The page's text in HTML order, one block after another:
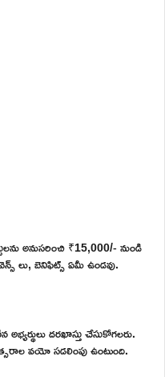
అనుసరించి ₹15,000/- నుండి
లు, బెనిఫిట్స్ ఏమీ ఉండవు.
దరఖాస్తు చేసుకోగలరు.
వయో సడలింపు ఉంటుంది.